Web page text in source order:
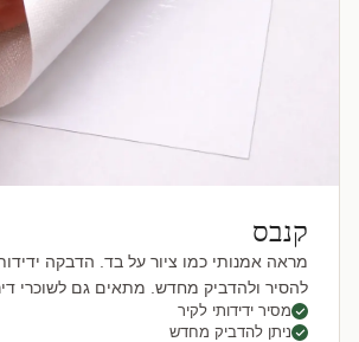
קנבס
מראה אמנותי כמו ציור על בד. הדבקה
להסיר ולהדביק מחדש. מתאים גם לשוכרי
מסיר ידידותי לקיר
ניתן להדביק מחדש